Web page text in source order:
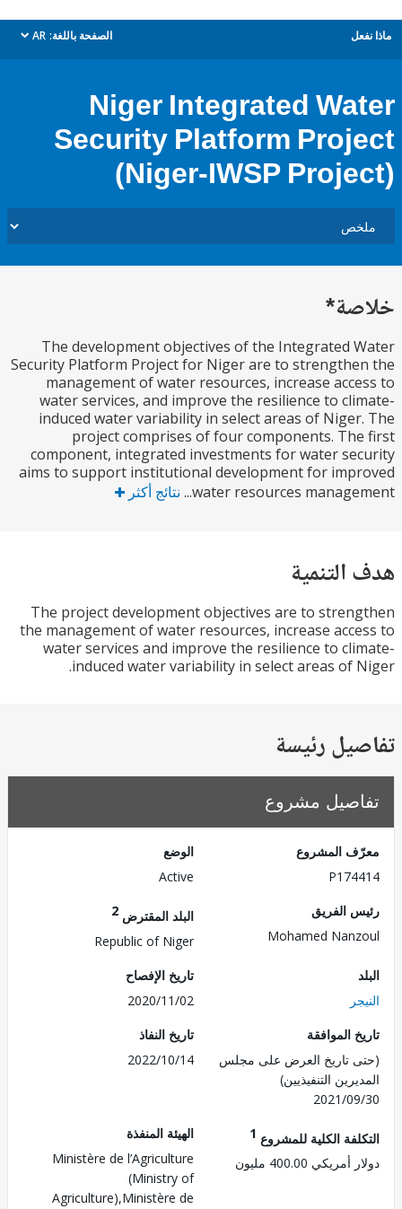
الصفحة باللغة: AR
dropdown
Niger Integrated
Security Platform
(Niger-IWSP
The development objectives of the Integrated
Security Platform Project for Niger are to
management of water resources, increase
water services, and improve the resilience to
induced water variability in select areas of
project comprises of four components.
component, integrated investments for water
aims to support institutional development for
water resources
نتائج أكثر
The project development objectives are to
the management of water resources, increase
water services and improve the resilience to
induced water variability in select areas of
رئيسة
مشروع
المشروع
الفريق
Mohamed
البلد المقترض
Republic of Niger
تاريخ الإفصاح
2020/11/02
الموافقة
تاريخ العرض على مجلس
التنفيذيين)
2021/
تاريخ النفاذ
2022/10/14
الكلية للمشروع1
400.00 مليون
الهيئة المنفذة
Ministère de l’Agriculture
(Ministry of
Agriculture),Ministère de